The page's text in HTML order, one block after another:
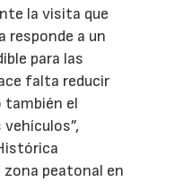
la visita que
a un
para las
falta reducir
también el
peatonal en